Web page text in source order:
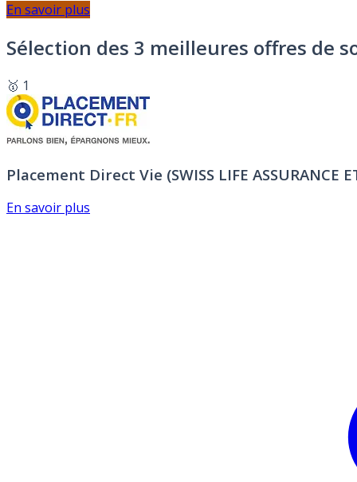
En savoir plus
Sélection des 3 meilleures offres de
🥇 1
Placement Direct Vie (SWISS LIFE ASSURANCE
En savoir plus